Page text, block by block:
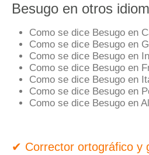
Besugo en otros
Como se dice Besugo en
Como se dice Besugo en
Como se dice Besugo en
Como se dice Besugo en
Como se dice Besugo en
Como se dice Besugo en
Como se dice Besugo en
✔ Corrector ortográfico y